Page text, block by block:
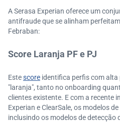
A Serasa Experian oferece um
antifraude que se alinham
Febraban:
Score Laranja PF e PJ
Estescore identifica perfis com
"laranja", tanto no onboarding
clientes existente. E com a recente
Experian e ClearSale, os modelos
inclusindo os modelos de detecção